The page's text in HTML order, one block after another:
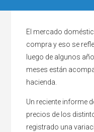
El mercado
compra y eso se
luego de algunos
meses están
hacienda.
Un reciente informe
precios de los
registrado una